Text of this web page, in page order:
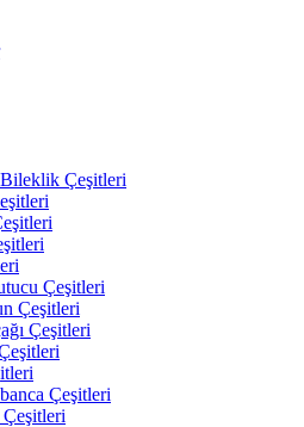
Çeşitleri
Çeşitleri
Çeşitleri
Çeşitleri
Çeşitleri